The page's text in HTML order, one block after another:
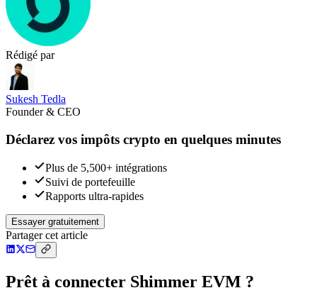
Rédigé par
Sukesh Tedla
Founder & CEO
Déclarez vos impôts crypto en quelques minutes
Plus de 5,500+ intégrations
Suivi de portefeuille
Rapports ultra-rapides
Essayer gratuitement
Partager cet article
Prêt à connecter Shimmer EVM ?